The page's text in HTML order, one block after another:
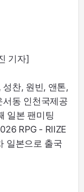
기자]
찬, 원빈, 앤톤,
동 인천국제공
일본 팬미팅
RPG - RIIZE
일본으로 출국